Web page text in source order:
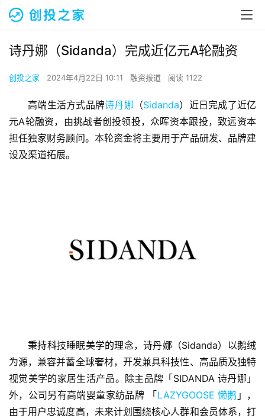
首
页
融
诗丹娜（Sidanda）完成近亿元A轮融资
创投之家 2024年4月22日 10:11 融资报道 阅读 1122
高端生活方式品牌诗丹娜（Sidanda）近日完成了近亿
元A轮融资，由挑战者创投领投，众晖资本跟投，致远资本
担任独家财务顾问。本轮资金将主要用于产品研发、品牌建
设及渠道拓展。
秉持科技睡眠美学的理念，诗丹娜（Sidanda）以鹅绒
为源，兼容并蓄全球奢材，开发兼具科技性、高品质及独特
视觉美学的家居生活产品。除主品牌「SIDANDA 诗丹娜」
外，公司另有高端婴童家纺品牌 「LAZYGOOSE 懒鹅 」，
由于用户忠诚度高，未来计划围绕核心人群和会员体系，打